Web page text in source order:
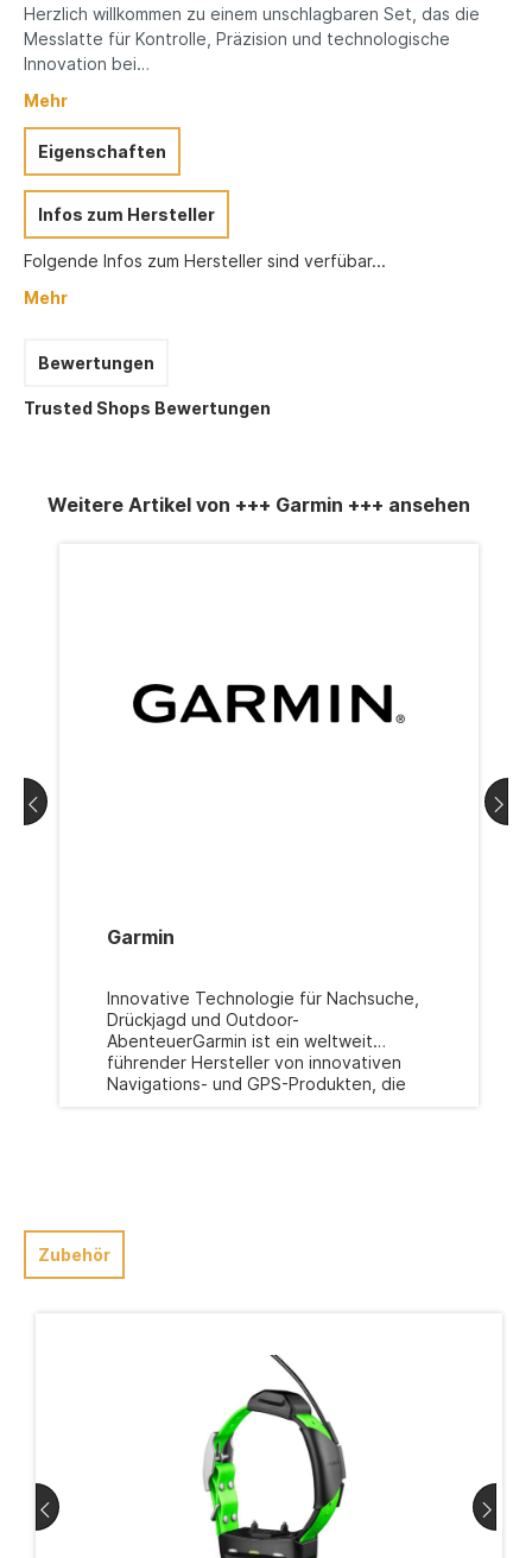
Herzlich willkommen zu einem unschlagbaren Set, das die
Messlatte für Kontrolle, Präzision und technologische
Innovation bei…
Mehr
Eigenschaften
Infos zum Hersteller
Folgende Infos zum Hersteller sind verfübar...
Mehr
Bewertungen
Trusted Shops Bewertungen
Weitere Artikel von +++ Garmin +++ ansehen
Garmin
Innovative Technologie für Nachsuche,
Drückjagd und Outdoor-
AbenteuerGarmin ist ein weltweit
führender Hersteller von innovativen
Navigations- und GPS-Produkten, die
gemacht.Umfangreiches
ProduktangebotGarmin bietet eine
breite Palette von Produkten für
Sportuhren, Fitness-Tracker, Outdoor-
GPS-Geräte, Marine-Elektronik,
Flugzeugnavigationsgeräte und vieles
mehr. Mit Garmin hast Du die
Möglichkeit, Deine Aktivitäten zu
tracken, Deine Leistung zu verbessern
und die Welt um Dich herum zu
erkunden.Präzision und
ZuverlässigkeitGarmin steht für präzise
und zuverlässige Technologie. Die
Zubehör